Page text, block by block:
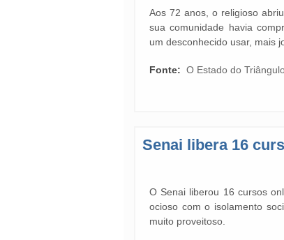
Aos 72 anos, o religioso
sua comunidade havia
um desconhecido usar, mais
Fonte: O Estado do
Senai libera 16
O Senai liberou 16 cursos
ocioso com o isolamento
muito proveitoso.